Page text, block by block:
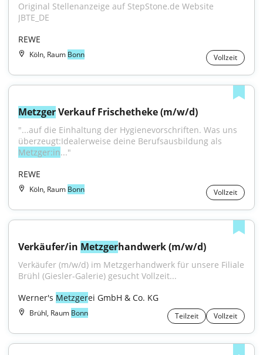
Original Stellenanzeige auf StepStone.de Website
JBTE_DE
REWE
Köln, Raum Bonn Vollzeit
Metzger Verkauf Frischetheke (m/w/d)
"...auf die Einhaltung der Hygienevorschriften. Was uns
Metzger:in..."
REWE
Köln, Raum Bonn Vollzeit
Verkäufer/in Metzgerhandwerk (m/w/d)
Verkäufer (m/w/d) im Metzgerhandwerk für unsere Filiale
Brühl (Giesler-Galerie) gesucht Vollzeit...
Werner's Metzgerei GmbH & Co. KG
Brühl, Raum Bonn Teilzeit Vollzeit